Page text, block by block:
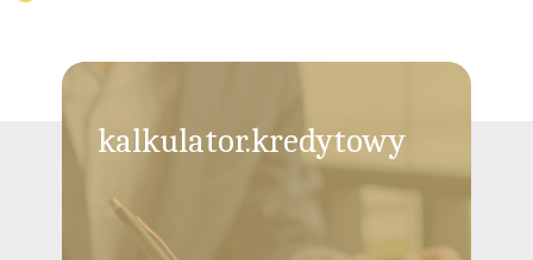
kalkulator.kredytowy